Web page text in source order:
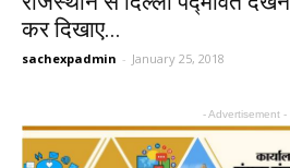
कर दिखाए...
sachexpadmin - January 25, 2018
- Advertisement -